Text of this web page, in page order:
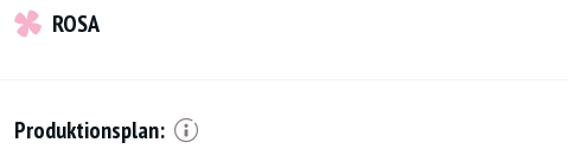
ROSA
Produktionsplan: